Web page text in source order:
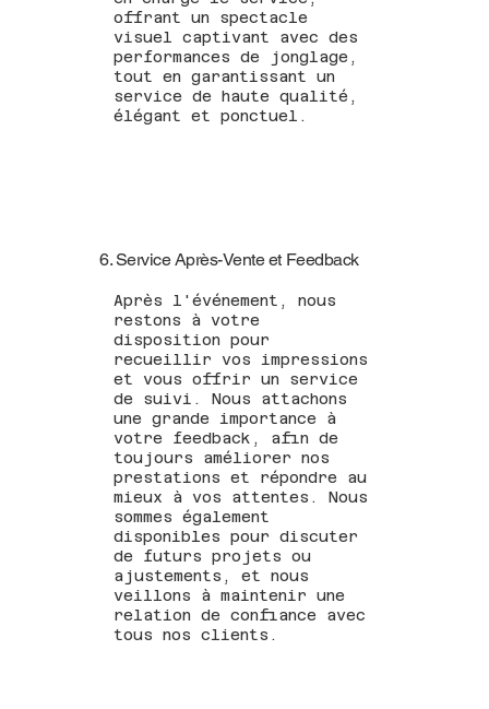
offrant un spectacle
visuel captivant avec des
performances de jonglage,
tout en garantissant un
service de haute qualité,
élégant et ponctuel.
6. Service Après-Vente et Feedback
Après l'événement, nous
restons à votre
disposition pour
recueillir vos impressions
et vous offrir un service
de suivi. Nous attachons
une grande importance à
votre feedback, afin de
toujours améliorer nos
prestations et répondre au
mieux à vos attentes. Nous
sommes également
disponibles pour discuter
de futurs projets ou
ajustements, et nous
veillons à maintenir une
relation de confiance avec
tous nos clients.